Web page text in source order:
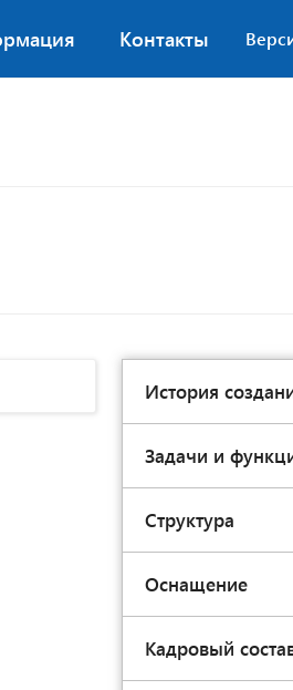
Контакты
История
Задачи и
Структура
Оснащение
Кадровый